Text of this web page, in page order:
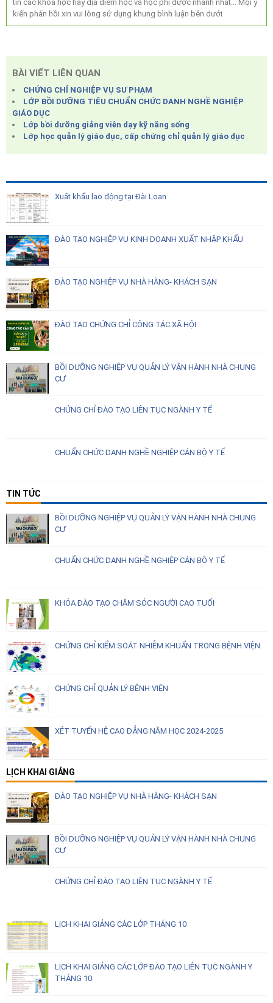
tin các khóa học hay địa điểm học và học phí được nhanh nhất... Mọi ý
kiến phản hồi xin vui lòng sử dụng khung bình luận bên dưới
BÀI VIẾT LIÊN QUAN
CHỨNG CHỈ NGHIỆP VỤ SƯ PHẠM
LỚP BỒI DƯỠNG TIÊU CHUẨN CHỨC DANH NGHỀ NGHIỆP
GIÁO DỤC
Lớp bồi dưỡng giảng viên dạy kỹ năng sống
Lớp học quản lý giáo dục, cấp chứng chỉ quản lý giáo dục
Xuất khẩu lao động tại Đài Loan
ĐÀO TẠO NGHIỆP VỤ KINH DOANH XUẤT NHẬP KHẨU
ĐÀO TẠO NGHIỆP VỤ NHÀ HÀNG- KHÁCH SẠN
ĐÀO TẠO CHỨNG CHỈ CÔNG TÁC XÃ HỘI
BỒI DƯỠNG NGHIỆP VỤ QUẢN LÝ VẬN HÀNH NHÀ CHUNG
CƯ
CHỨNG CHỈ ĐÀO TẠO LIÊN TỤC NGÀNH Y TẾ
CHUẨN CHỨC DANH NGHỀ NGHIỆP CÁN BỘ Y TẾ
TIN TỨC
BỒI DƯỠNG NGHIỆP VỤ QUẢN LÝ VẬN HÀNH NHÀ CHUNG
CƯ
CHUẨN CHỨC DANH NGHỀ NGHIỆP CÁN BỘ Y TẾ
KHÓA ĐÀO TẠO CHĂM SÓC NGƯỜI CAO TUỔI
CHỨNG CHỈ KIỂM SOÁT NHIỄM KHUẨN TRONG BỆNH VIỆN
CHỨNG CHỈ QUẢN LÝ BỆNH VIỆN
XÉT TUYỂN HỆ CAO ĐẲNG NĂM HỌC 2024-2025
LỊCH KHAI GIẢNG
ĐÀO TẠO NGHIỆP VỤ NHÀ HÀNG- KHÁCH SẠN
BỒI DƯỠNG NGHIỆP VỤ QUẢN LÝ VẬN HÀNH NHÀ CHUNG
CƯ
CHỨNG CHỈ ĐÀO TẠO LIÊN TỤC NGÀNH Y TẾ
LỊCH KHAI GIẢNG CÁC LỚP THÁNG 10
LỊCH KHAI GIẢNG CÁC LỚP ĐÀO TẠO LIÊN TỤC NGÀNH Y
THÁNG 10